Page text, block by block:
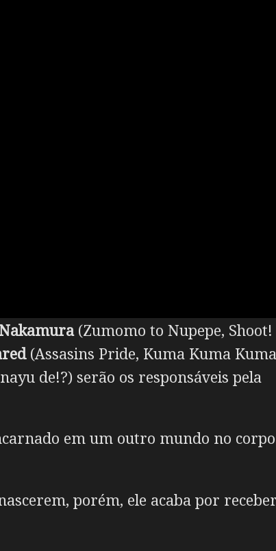
(Zumomo to Nupepe, Shoot!
(Assasins Pride, Kuma Kuma Kuma
de!?) serão os responsáveis pela
em um outro mundo no
porém, ele acaba por receber